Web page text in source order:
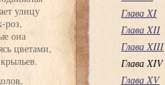
улицу
роз,
она
цветами,
Глава XI
Глава XII
Глава XIII
Глава XIV
Глава XV